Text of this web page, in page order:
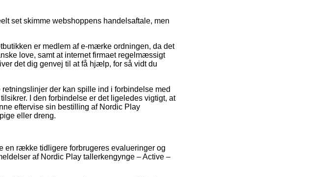
set skimme webshoppens handelsaftale, men
er medlem af e-mærke ordningen, da det
love, samt at internet firmaet regelmæssigt
det dig genvej til at få hjælp, for så vidt du
der kan spille ind i forbindelse med
I den forbindelse er det ligeledes vigtigt, at
eftervise sin bestilling af Nordic Play
eller dreng.
en række tidligere forbrugeres evalueringer og
af Nordic Play tallerkengynge – Active –